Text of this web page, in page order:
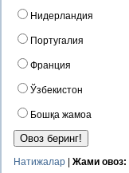
Нидерландия
Португалия
Франция
Ўзбекистон
Бошқа жамоа
Натижалар | Жами овоз: